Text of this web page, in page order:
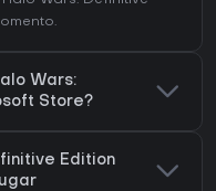
em vez de
Wars:
Store?
Edition